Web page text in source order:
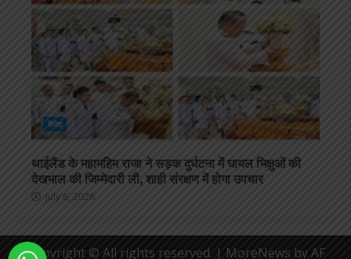
विदेश
थाईलैंड के महामहिम राजा ने सड़क दुर्घटना में घायल भिक्षुओं की
देखभाल की जिम्मेदारी ली, शाही संरक्षण में होगा उपचार
July 6, 2026
Copyright © All rights reserved. | MoreNews by AF